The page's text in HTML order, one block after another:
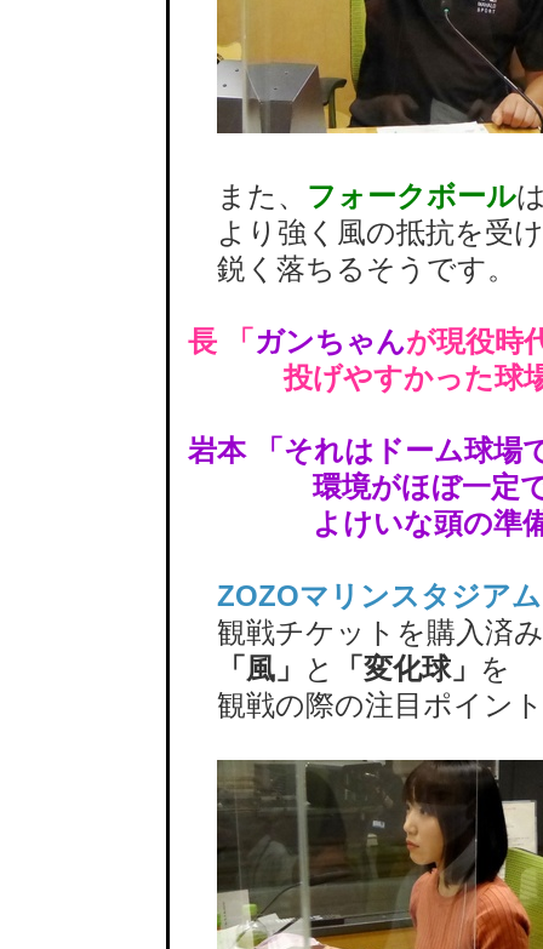
また、 フォークボール
より強く風の抵抗を受
鋭く落ちるそうです。
長 「 ガンちゃんが現役時
投げやすかった球場
岩本 「それはドーム球場
環境がほぼ一定
よけいな頭の準備
ZOZOマリンスタジアム
観戦チケットを購入済
「風」
と 「変化球」 を
観戦の際の注目ポイン